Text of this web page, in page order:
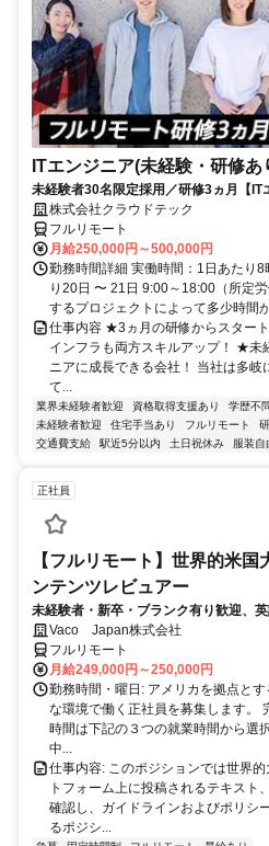
ITエンジニア(未経験・研修あ
未経験者30名限定採用／研修3ヵ月【IT
株式会社クラウドテック
フルリモート
月給250,000円～500,000円
勤務時間詳細 実働時間：1日あたり
り20日 〜 21日 9:00～18:00（所定
するプロジェクトによって多少時間
仕事内容 ★3ヵ月の研修からスター
インフラも両方スキルアップ！ ★未
ニアに成長できる会社！ 当社は多岐
て...
業界未経験者歓迎 資格取得支援あり 学歴不
未経験者歓迎
住宅手当あり フルリモート
交通費支給
駅近5分以内 土日祝休み 服装自
正社員
【フルリモート】世界的米
ンテンツレビュアー
未経験者・新卒・ブランク有り歓迎、
完全リモート
Vaco Japan株式会社
フルリモート
月給249,000円～250,000円
勤務時間・曜日: アメリカを拠点と
な環境で働く正社員を募集します。
時間は下記の３つの就業時間から選
中...
仕事内容: このポジションでは世界
トフォーム上に投稿されるテキスト
確認し、ガイドラインおよびポリシ
るポジシ...